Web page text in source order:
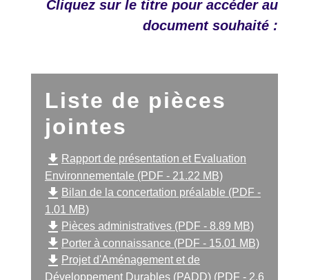
Cliquez sur le titre pour accéder au
document souhaité :
Liste de pièces
jointes
file_download Rapport de présentation et Evaluation
Environnementale (PDF - 21.22 MB)
file_download Bilan de la concertation préalable (PDF -
1.01 MB)
file_download Pièces administratives (PDF - 8.89 MB)
file_download Porter à connaissance (PDF - 15.01 MB)
file_download Projet d'Aménagement et de
Développement Durables (PADD) (PDF - 2.6